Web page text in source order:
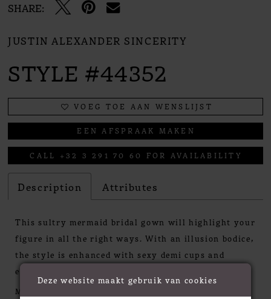
SHARE:
JUSTIN ALEXANDER SINCERITY
STYLE #44352
VOEG TOE AAN WENSLIJST
EEN AFSPRAAK MAKEN
CALL +32 3 291 70 60 FOR AVAILABILITY
Description Attributes
This sultry mermaid bridal gown will highlight your
figure in all the right ways. With an illusion bodice,
the style is enhanced with sexy demi cups and
exposed boning. It's met with a plunging bikini
neckline with tulle spaghetti straps that lead to a V-
MORE
Deze website maakt gebruik van cookies